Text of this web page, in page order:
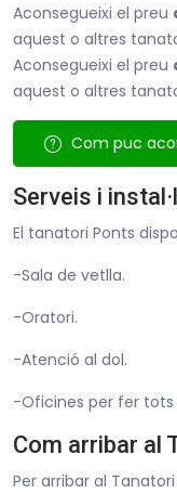
Aconsegueixi el preu
aquest o altres
Aconsegueixi el preu
aquest o altres
Com puc
Serveis i
El tanatori Ponts
-Sala de vetlla.
-Oratori.
-Atenció al dol.
-Oficines per fer tots
Com arribar al
Per arribar al